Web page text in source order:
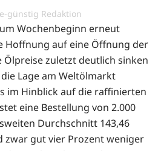
günstig Redaktion
Wochenbeginn erneut
Hoffnung auf eine Öffnung der
Ölpreise zuletzt deutlich sinken
Lage am Weltölmarkt
im Hinblick auf die raffinierten
eine Bestellung von 2.000
Durchschnitt 143,46
zwar gut vier Prozent weniger